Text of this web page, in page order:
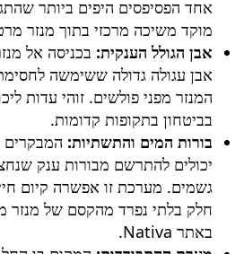
אחד הפסיפסים היפים ביותר
מוקד משיכה מרכזי בתוך מנזר
אבן הגולל הענקית: בכניסה אל
אבן עגולה גדולה ששימשה
המנזר מפני פולשים. זוהי עדות
בביטחון בתקופות קדומות.
בורות המים והתשתיות: המבקרים
יכולים להתרשם מבורות ענק
גשמים. מערכת זו אפשרה קיום
חלק בלתי נפרד מהקסם של מנזר
באתר Nativa.